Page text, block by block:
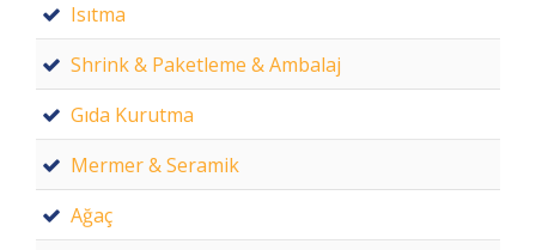
Isıtma
Shrink & Paketleme & Ambalaj
Gıda Kurutma
Mermer & Seramik
Ağaç